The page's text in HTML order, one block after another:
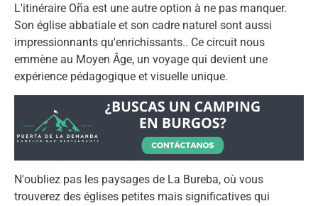
L'itinéraire Oña est une autre option à ne pas manquer.
Son église abbatiale et son cadre naturel sont aussi
impressionnants qu'enrichissants.. Ce circuit nous
emmène au Moyen Âge, un voyage qui devient une
expérience pédagogique et visuelle unique.
N'oubliez pas les paysages de La Bureba, où vous
trouverez des églises petites mais significatives qui